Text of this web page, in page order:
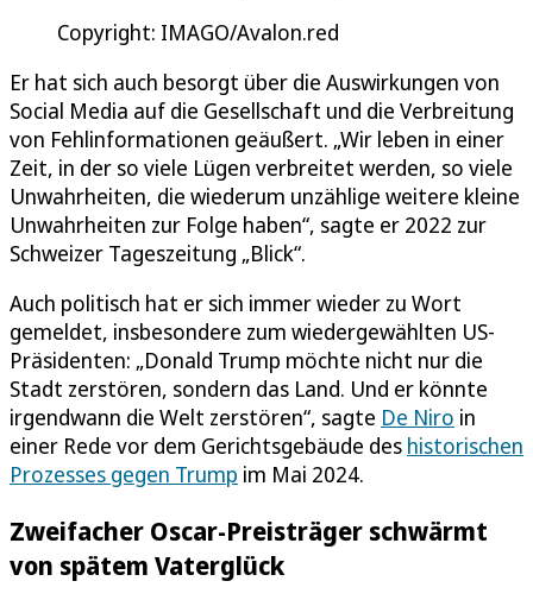
Copyright: IMAGO/Avalon.red
Er hat sich auch besorgt über die Auswirkungen von
Social Media auf die Gesellschaft und die Verbreitung
von Fehlinformationen geäußert. „Wir leben in einer
Zeit, in der so viele Lügen verbreitet werden, so viele
Unwahrheiten, die wiederum unzählige weitere kleine
Unwahrheiten zur Folge haben“, sagte er 2022 zur
Schweizer Tageszeitung „Blick“.
Auch politisch hat er sich immer wieder zu Wort
gemeldet, insbesondere zum wiedergewählten US-
Präsidenten: „Donald Trump möchte nicht nur die
Stadt zerstören, sondern das Land. Und er könnte
irgendwann die Welt zerstören“, sagte De Niro in
einer Rede vor dem Gerichtsgebäude des historischen
Prozesses gegen Trump im Mai 2024.
Zweifacher Oscar-Preisträger schwärmt
von spätem Vaterglück